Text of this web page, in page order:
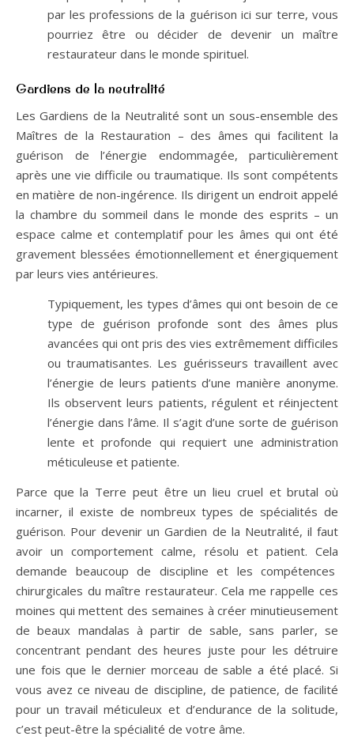
par les professions de la guérison ici sur terre, vous
pourriez être ou décider de devenir un maître
restaurateur dans le monde spirituel.
Gardiens de la neutralité
Les Gardiens de la Neutralité sont un sous-ensemble des
Maîtres de la Restauration – des âmes qui facilitent la
guérison de l’énergie endommagée, particulièrement
après une vie difficile ou traumatique. Ils sont compétents
en matière de non-ingérence. Ils dirigent un endroit appelé
la chambre du sommeil dans le monde des esprits – un
espace calme et contemplatif pour les âmes qui ont été
gravement blessées émotionnellement et énergiquement
par leurs vies antérieures.
Typiquement, les types d’âmes qui ont besoin de ce
type de guérison profonde sont des âmes plus
avancées qui ont pris des vies extrêmement difficiles
ou traumatisantes. Les guérisseurs travaillent avec
l’énergie de leurs patients d’une manière anonyme.
Ils observent leurs patients, régulent et réinjectent
l’énergie dans l’âme. Il s’agit d’une sorte de guérison
lente et profonde qui requiert une administration
méticuleuse et patiente.
Parce que la Terre peut être un lieu cruel et brutal où
incarner, il existe de nombreux types de spécialités de
guérison. Pour devenir un Gardien de la Neutralité, il faut
avoir un comportement calme, résolu et patient. Cela
demande beaucoup de discipline et les compétences
chirurgicales du maître restaurateur. Cela me rappelle ces
moines qui mettent des semaines à créer minutieusement
de beaux mandalas à partir de sable, sans parler, se
concentrant pendant des heures juste pour les détruire
une fois que le dernier morceau de sable a été placé. Si
vous avez ce niveau de discipline, de patience, de facilité
pour un travail méticuleux et d’endurance de la solitude,
c’est peut-être la spécialité de votre âme.